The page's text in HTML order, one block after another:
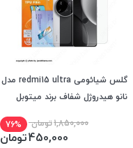
گلس شیائومی redmi15 ultra مدل
نانو هیدروژل شفاف برند میتوبل
1,850,000تومان 76%
450,000تومان